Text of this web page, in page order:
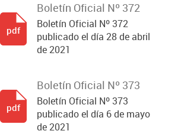
Boletín Oficial Nº 372
Boletín Oficial Nº 372
publicado el día 28 de abril
de 2021
pdf
Boletín Oficial Nº 373
Boletín Oficial Nº 373
publicado el día 6 de mayo
de 2021
pdf